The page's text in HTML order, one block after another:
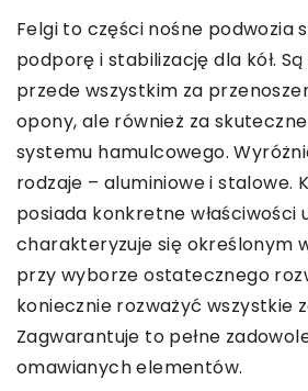
Felgi to części nośne podwozia
podporę i stabilizację dla kół.
przede wszystkim za
opony, ale również za
systemu hamulcowego.
rodzaje – aluminiowe i stalowe.
posiada konkretne właściwości
charakteryzuje się określonym
przy wyborze ostatecznego
koniecznie rozważyć wszystkie
Zagwarantuje to pełne
omawianych elementów.